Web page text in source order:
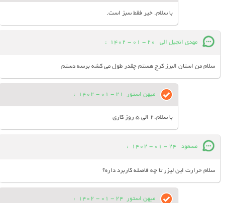
با سلام. خیر فقط سبز است.
مهدی انجیل الی 20 - 01 - 1402
:
سلام من استان البرز کرج هستم چقدر طول می کشه برسه دستم
میهن استور 21 - 01 - 1402
:
با سلام.2 الی 5 روز کاری
مسعود 24 - 01 - 1402
:
سلام حرارت این لیزر تا چه فاصله کاربرد داره؟
میهن استور 24 - 01 - 1402
: